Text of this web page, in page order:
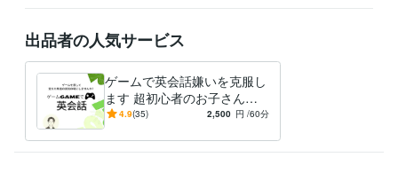
出品者の人気サービス
ゲームで英会話嫌いを克服し
ます 超初心者のお子さんで
も安心！とにかく楽しく続く
4.9(35) 2,500 円 /60分